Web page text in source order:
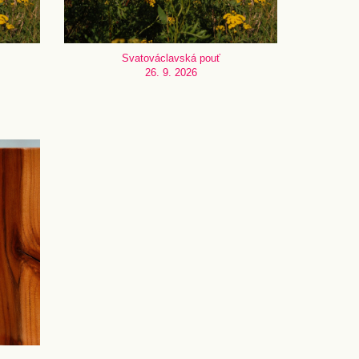
Svatováclavská pouť
26. 9. 2026